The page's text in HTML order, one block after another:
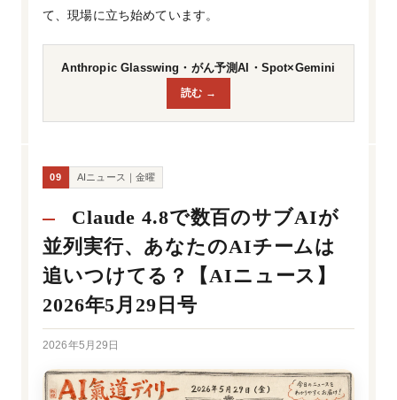
て、現場に立ち始めています。
Anthropic Glasswing・がん予測AI・Spot×Gemini
読む →
09 AIニュース｜金曜
Claude 4.8で数百のサブAIが
並列実行、あなたのAIチームは
追いつけてる？【AIニュース】
2026年5月29日号
2026年5月29日